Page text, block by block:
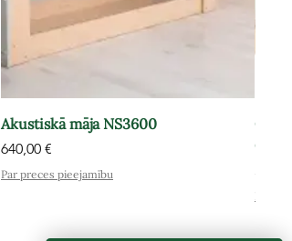
Akustiskā māja NS3600
Cena
640,00 €
Par preces pieejamību 575,00